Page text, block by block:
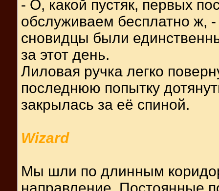
- О, какой пустяк, первых
обслуживаем бесплатно ж,
сновидцы были
за этот день.
Лиловая ручка легко
последнюю попытку
закрылась за её спиной.
Wizard
Мы шли по длинным